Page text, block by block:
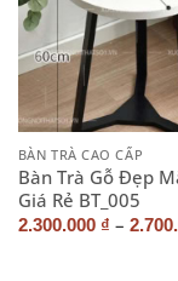
BÀN TRÀ CAO CẤP
Bàn Trà Gỗ Đẹp
Giá Rẻ BT_005
2.300.000 ₫ –